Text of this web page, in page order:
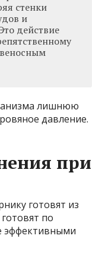
стенки
и
действие
лишнюю
давление.
при
готовят из
по
эффективными